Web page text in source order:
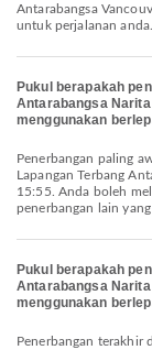
Antarabangsa
untuk perjalanan anda.
Pukul berapakah
Antarabangsa
menggunakan
Penerbangan paling awal dari Lapangan Terbang Antarabangsa Narita ke
Lapangan Terbang
15:55. Anda boleh
penerbangan lain
Pukul berapakah
Antarabangsa
menggunakan
Penerbangan terakhir dari Lapangan Terbang Antarabangsa Narita ke